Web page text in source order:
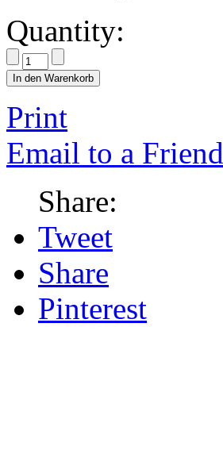
Quantity:
In den Warenkorb
Print
Email to a Friend
Share:
Tweet
Share
Pinterest